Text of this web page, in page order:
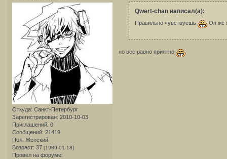
Откуда: Санкт-Петербург
Зарегистрирован: 2010-10-03
Приглашений: 0
Сообщений: 21419
Пол: Женский
Возраст: 37 [1989-01-18]
Провел на форуме:
Qwert-chan написал(а):
Правильно чувствуешь Он же
но все равно приятно